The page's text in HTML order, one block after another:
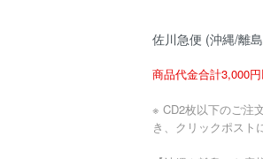
佐川急便 (沖縄/離
商品代金合計3,000
※ CD2枚以下のご注
き、クリックポスト